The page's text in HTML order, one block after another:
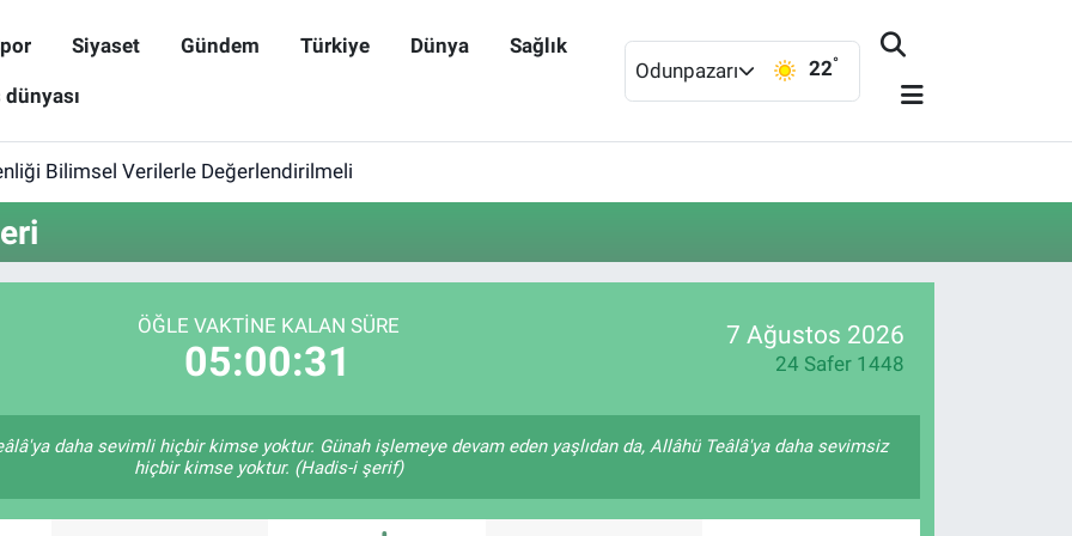
Siyaset Gündem Türkiye Dünya Sağlık
Odunpazarı 22°
Bilimsel Verilerle Değerlendirilmeli
ÖĞLE VAKTINE KALAN SÜRE
05:00:31
7 Ağustos 2026
24 Safer 1448
daha sevimli hiçbir kimse yoktur. Günah işlemeye devam eden yaşlıdan da, Allâhü Teâlâ'ya daha sevimsiz
hiçbir kimse yoktur. (Hadis-i şerif)